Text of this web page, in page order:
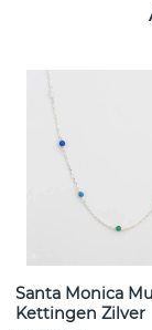
Santa Monica
Kettingen Zilver